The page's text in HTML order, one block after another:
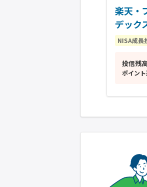
楽天・
デック
NISA成長
投信残
ポイン